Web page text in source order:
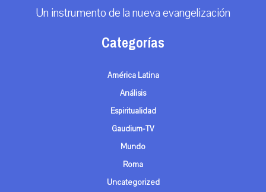
Un instrumento de la nueva evangelización
Categorías
América Latina
Análisis
Espiritualidad
Gaudium-TV
Mundo
Roma
Uncategorized